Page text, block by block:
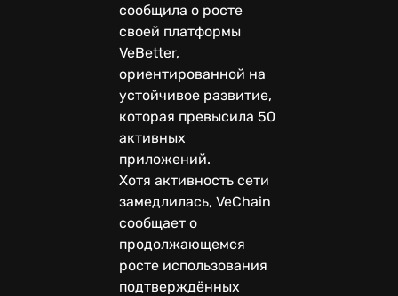
сообщила о росте
своей платформы
VeBetter,
ориентированной на
устойчивое развитие,
которая превысила 50
активных
приложений.
Хотя активность сети
замедлилась, VeChain
сообщает о
продолжающемся
росте использования
подтверждённых